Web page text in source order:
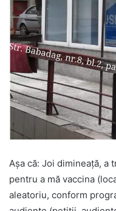
Așa că: Joi dimineață, a
pentru a mă vaccina
aleatoriu, conform